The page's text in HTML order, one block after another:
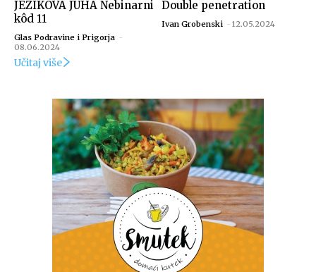
JEZIKOVA JUHA Nebinarni
kôd 11
Glas Podravine i Prigorja -
08.06.2024
Double penetration
Ivan Grobenski - 12.05.2024
Učitaj više